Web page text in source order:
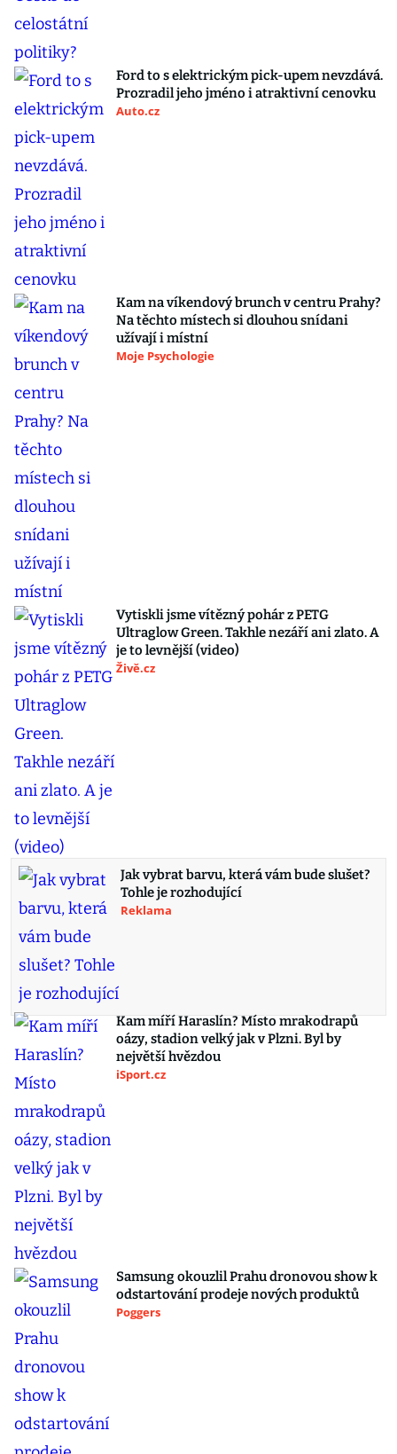
Ford to s elektrickým pick-upem nevzdává.
Prozradil jeho jméno i atraktivní cenovku
Auto.cz
Kam na víkendový brunch v centru Prahy?
Na těchto místech si dlouhou snídani
užívají i místní
Moje Psychologie
Vytiskli jsme vítězný pohár z PETG
Ultraglow Green. Takhle nezáří ani zlato. A
je to levnější (video)
Živě.cz
Jak vybrat barvu, která vám bude slušet?
Tohle je rozhodující
Reklama
Kam míří Haraslín? Místo mrakodrapů
oázy, stadion velký jak v Plzni. Byl by
největší hvězdou
iSport.cz
Samsung okouzlil Prahu dronovou show k
odstartování prodeje nových produktů
Poggers